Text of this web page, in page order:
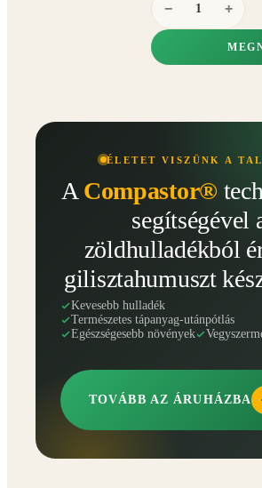
− +
ÉLETET VISZÜNK A
A Compastor®
segítségével
zöldhulladékból
gilisztahumuszt
Kevesebb hulladék
Természetes tápanyag-utánpótlás
Egészségesebb növények
TOVÁBB AZ ÁRUHÁZBA